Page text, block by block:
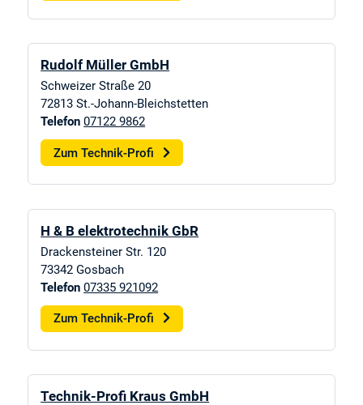
Rudolf Müller GmbH
Schweizer Straße 20
72813 St.-Johann-Bleichstetten
Telefon 07122 9862
Zum Technik-Profi
H & B elektrotechnik GbR
Drackensteiner Str. 120
73342 Gosbach
Telefon 07335 921092
Zum Technik-Profi
Technik-Profi Kraus GmbH